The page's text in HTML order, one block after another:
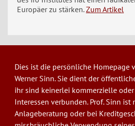
Europäer zu stärken. Zum Artikel
Dies ist die persönliche Homepage
Werner Sinn. Sie dient der
ihr sind keinerlei kommerzielle
Interessen verbunden. Prof. Sinn ist
Anlageberatung oder bei